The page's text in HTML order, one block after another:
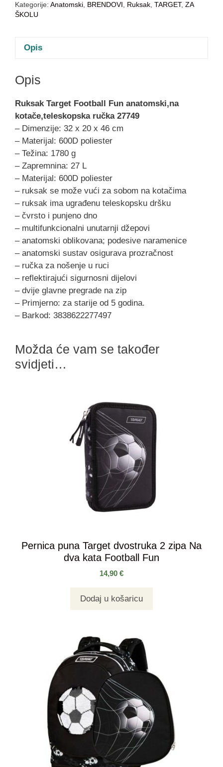
Kategorije: Anatomski BRENDOVI Ruksak TARGET, ZA
ŠKOLU
Opis
Opis
Ruksak Target Football Fun anatomski,na
kotače,teleskopska ručka 27749
– Dimenzije: 32 x 20 x 46 cm
– Materijal: 600D poliester
– Težina: 1780 g
– Zapremnina: 27 L
– Materijal: 600D poliester
– ruksak se može vući za sobom na kotačima
– ruksak ima ugrađenu teleskopsku dršku
– čvrsto i punjeno dno
– multifunkcionalni unutarnji džepovi
– anatomski oblikovana; podesive naramenice
– anatomski sustav osigurava prozračnost
– ručka za nošenje u ruci
– reflektirajući sigurnosni dijelovi
– dvije glavne pregrade na zip
– Primjerno: za starije od 5 godina.
– Barkod: 3838622277497
Možda će vam se također
svidjeti…
Pernica puna Target dvostruka 2 zipa Na
dva kata Football Fun
14,90 €
Dodaj u košaricu